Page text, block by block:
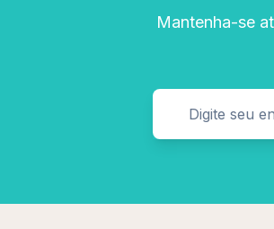
Mantenha-se